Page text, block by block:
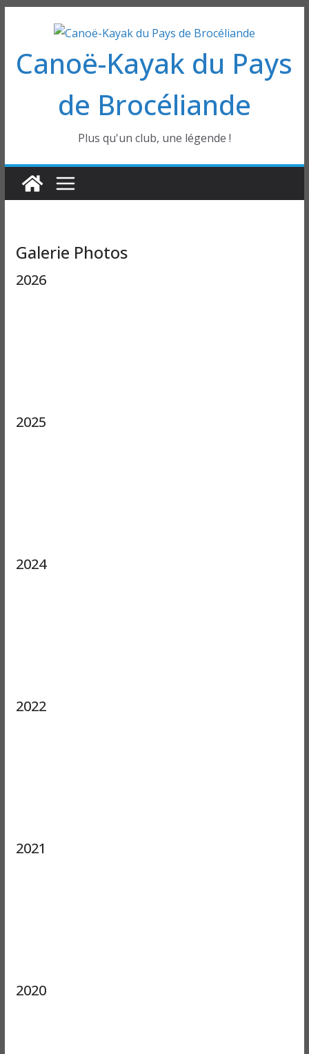
contenu
Canoë-Kayak du Pays
de Brocéliande
Plus qu'un club, une légende !
Galerie Photos
2026
2025
2024
2022
2021
2020